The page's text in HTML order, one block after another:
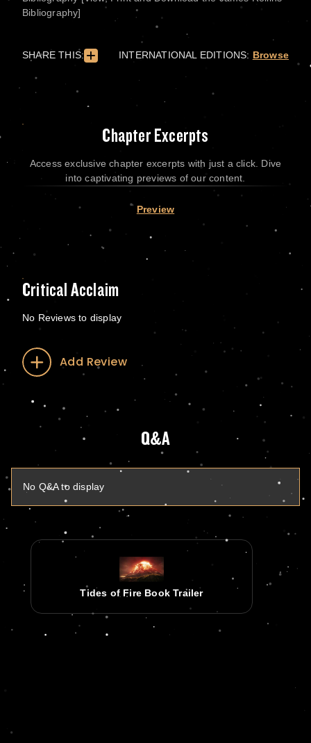
Bibliography]
SHARE THIS: INTERNATIONAL EDITIONS: Browse
Chapter Excerpts
Access exclusive chapter excerpts with just a click. Dive
into captivating previews of our content.
Preview
Critical Acclaim
No Reviews to display
Add Review
Q&A
No Q&A to display
Tides of Fire Book Trailer